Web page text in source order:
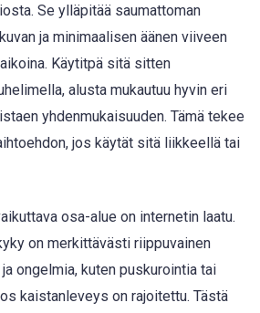
Se ylläpitää saumattoman
ja minimaalisen äänen viiveen
Käytitpä sitä sitten
alusta mukautuu hyvin eri
yhdenmukaisuuden. Tämä tekee
jos käytät sitä liikkeellä tai
osa-alue on internetin laatu.
on merkittävästi riippuvainen
ongelmia, kuten puskurointia tai
kaistanleveys on rajoitettu. Tästä